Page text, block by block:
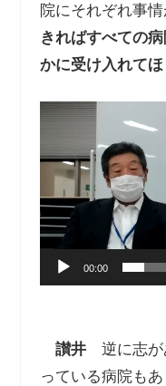
院にそれぞれ事
きればすべての
かに受け入れて
動
プ
レ
ヤ
ー
00:00
讃井逆に志が
っている病院も